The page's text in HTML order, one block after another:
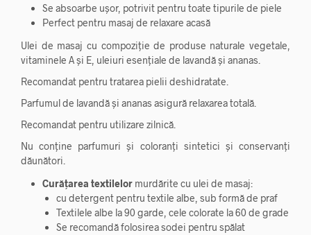
Se absoarbe ușor, potrivit pentru toate tipurile de piele
Perfect pentru masaj de relaxare acasă
Ulei de masaj cu compoziție de produse naturale vegetale,
vitaminele A și E, uleiuri esențiale de lavandă și ananas.
Recomandat pentru tratarea pielii deshidratate.
Parfumul de lavandă și ananas asigură relaxarea totală.
Recomandat pentru utilizare zilnică.
Nu conține parfumuri și coloranți sintetici și conservanți
dăunători.
Curățarea textilelormurdărite cu ulei de masaj:
cu detergent pentru textile albe, sub formă de praf
Textilele albe la 90 garde, cele colorate la 60 de grade
Se recomandă folosirea sodei pentru spălat